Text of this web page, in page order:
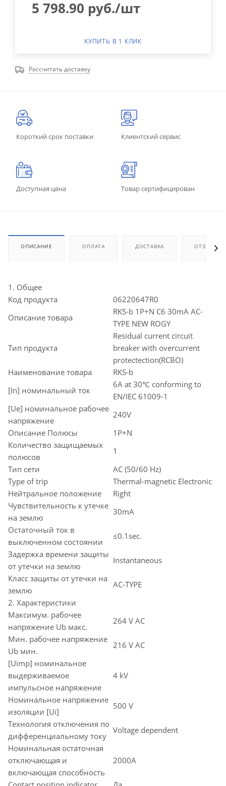
5 798.90 руб./шт
КУПИТЬ В 1 КЛИК
Рассчитать доставку
Короткий срок поставки Клиентский сервис
Доступная цена Товар сертифицирован
ОПИСАНИЕ ОПЛАТА ДОСТАВКА ОТЗЫВЫ
1. Общее
Код продукта
06220647R0
Описание товара
RKS-b 1P+N C6 30mA AC-
TYPE NEW ROGY
Тип продукта
Residual current circuit
breaker with overcurrent
protectection(RCBO)
Наименование товара
RKS-b
[In] номинальный ток
6A at 30℃ conforming to
EN/IEC 61009-1
[Ue] номинальное рабочее
напряжение
240V
Описание Полюсы
1P+N
Количество защищаемых
полюсов
1
Тип сети
AC (50/60 Hz)
Type of trip
Thermal-magnetic Electronic
Нейтральное положение
Right
Чувствительность к утечке
на землю
30mA
Остаточный ток в
выключенном состоянии
≤0.1sec.
Задержка времени защиты
от утечки на землю
Instantaneous
Класс защиты от утечки на
землю
AC-TYPE
2. Характеристики
Максимум. рабочее
напряжение Ub макс.
264 V AC
Мин. рабочее напряжение
Ub мин.
216 V AC
[Uimp] номинальное
выдерживаемое
импульсное напряжение
4 kV
Номинальное напряжение
изоляции [Ui]
500 V
Технология отключения по
дифференциальному току
Voltage dependent
Номинальная остаточная
отключающая и
включающая способность
2000A